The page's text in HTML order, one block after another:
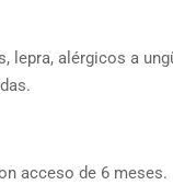
lepra, alérgicos a
acceso de 6 meses.